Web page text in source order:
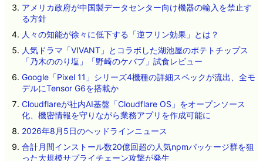
アメリカ政府が中国製データセンター向け機器の輸入を禁止す
る方針
人々の知能が徐々に低下する「逆フリン効果」とは？
人気ドラマ「VIVANT」とコラボした湖池屋のポテトチップス
「乃木ののり塩」「野崎のケバブ」試食レビュー
Google「Pixel 11」シリーズ4機種の詳細スペックが流出、全モ
デルにTensor G6を搭載か
Cloudflareが社内AI基盤「Cloudflare OS」をオープンソース
化、機密情報を守りながら業務アプリを作成可能に
2026年8月5日のヘッドラインニュース
合計月間インストール数20億回超の人気npmパッケージ群を狙
った大規模サプライチェーン攻撃が発生